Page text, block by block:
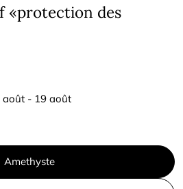
«protection des
août - 19 août
Amethyste